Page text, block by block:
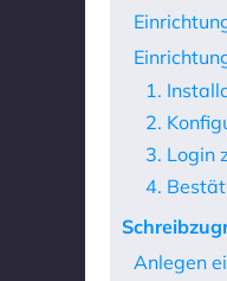
1.
2.
3. Login
4.
Anlegen